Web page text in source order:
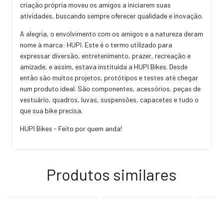
criação própria moveu os amigos a iniciarem suas
atividades, buscando sempre oferecer qualidade e inovação.
A alegria, o envolvimento com os amigos e a natureza deram
nome à marca: HUPI. Este é o termo utilizado para
expressar diversão, entretenimento, prazer, recreação e
amizade, e assim, estava instituída a HUPI Bikes. Desde
então são muitos projetos, protótipos e testes até chegar
num produto ideal. São componentes, acessórios, peças de
vestuário, quadros, luvas, suspensões, capacetes e tudo o
que sua bike precisa.
HUPI Bikes - Feito por quem anda!
Produtos similares